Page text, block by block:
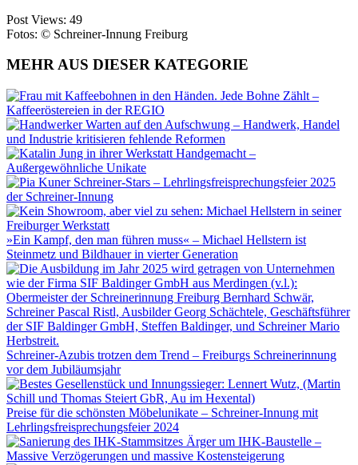
Post Views: 49
Fotos: © Schreiner-Innung Freiburg
MEHR AUS DIESER KATEGORIE
Jede Bohne Zählt –
Kaffeeröstereien in der REGIO
Warten auf den Aufschwung – Handwerk, Handel
und Industrie kritisieren fehlende Reformen
Handgemacht –
Außergewöhnliche Unikate
Schreiner-Stars – Lehrlingsfreisprechungsfeier 2025
der Schreiner-Innung
»Ein Kampf, den man führen muss« – Michael Hellstern ist
Steinmetz und Bildhauer in vierter Generation
Schreiner-Azubis trotzen dem Trend – Freiburgs Schreinerinnung
vor dem Jubiläumsjahr
Preise für die schönsten Möbelunikate – Schreiner-Innung mit
Lehrlingsfreisprechungsfeier 2024
Ärger um IHK-Baustelle –
Massive Verzögerungen und massive Kostensteigerung